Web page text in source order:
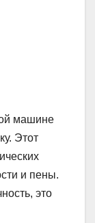
машине
Этот
и пены.
это